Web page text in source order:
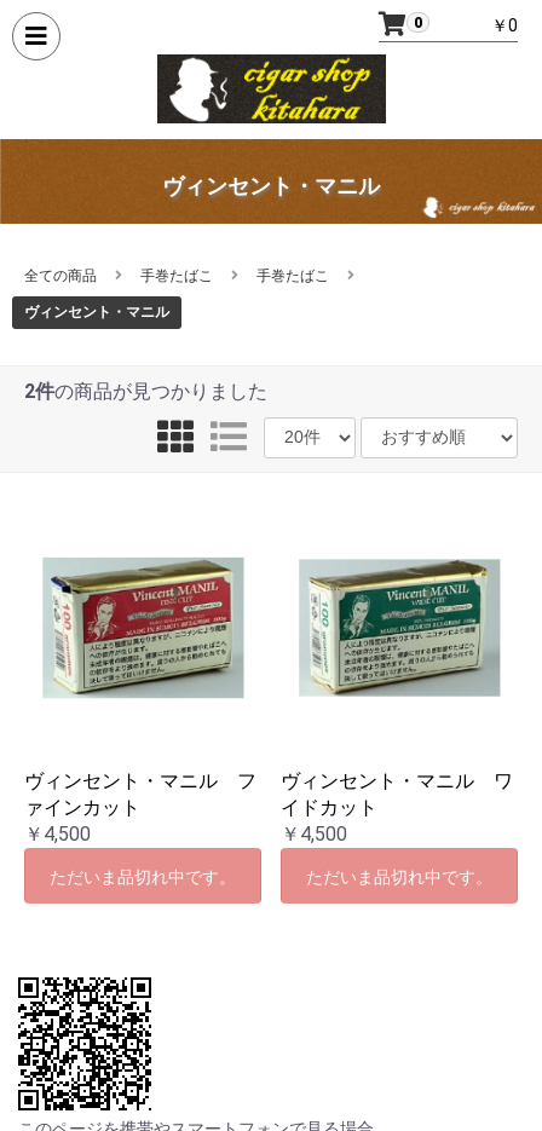
0 ￥0
ヴィンセント・マニル
全ての商品 手巻たばこ 手巻たばこ
ヴィンセント・マニル
2件の商品が見つかりました
ヴィンセント・マニル フ
ァインカット
￥4,500
ただいま品切れ中です。
ヴィンセント・マニル ワ
イドカット
￥4,500
ただいま品切れ中です。